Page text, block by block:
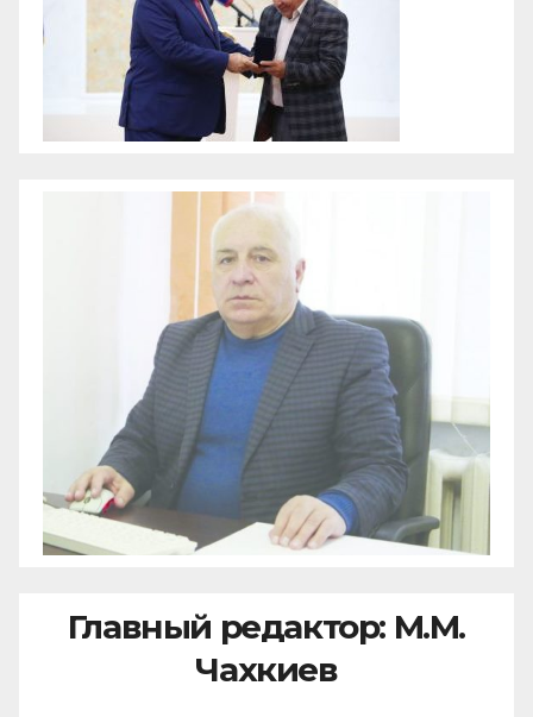
Главный редактор: М.М.
Чахкиев